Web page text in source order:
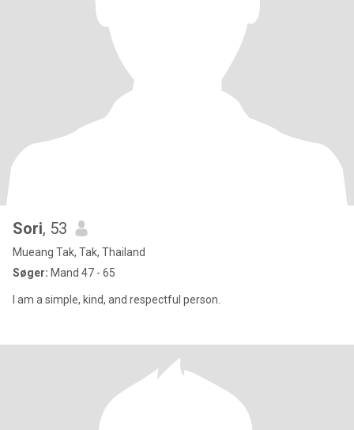
Sori, 53
Mueang Tak, Tak, Thailand
Søger: Mand 47 - 65
I am a simple, kind, and respectful person.